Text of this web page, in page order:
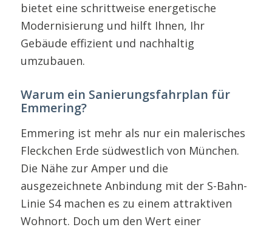
bietet eine schrittweise energetische
Modernisierung und hilft Ihnen, Ihr
Gebäude effizient und nachhaltig
umzubauen.
Warum ein Sanierungsfahrplan für
Emmering?
Emmering ist mehr als nur ein malerisches
Fleckchen Erde südwestlich von München.
Die Nähe zur Amper und die
ausgezeichnete Anbindung mit der S-Bahn-
Linie S4 machen es zu einem attraktiven
Wohnort. Doch um den Wert einer